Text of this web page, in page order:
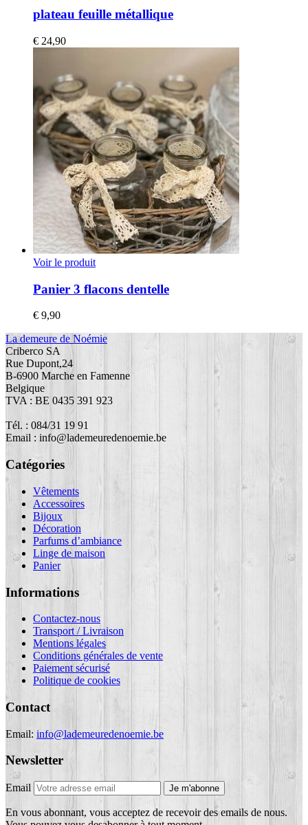
plateau feuille métallique
€ 24,90
Voir le produit
Panier 3 flacons dentelle
€ 9,90
La demeure de Noémie
Criberco SA
Rue Dupont,24
B-6900 Marche en Famenne
Belgique
TVA : BE 0435 391 923
Tél. : 084/31 19 91
Email : info@lademeuredenoemie.be
Catégories
Vêtements
Accessoires
Bijoux
Décoration
Parfums d’ambiance
Linge de maison
Panier
Informations
Contactez-nous
Transport / Livraison
Mentions légales
Conditions générales de vente
Paiement sécurisé
Politique de cookies
Contact
Email: info@lademeuredenoemie.be
Newsletter
Email Je m'abonne
En vous abonnant, vous acceptez de recevoir des emails de nous.